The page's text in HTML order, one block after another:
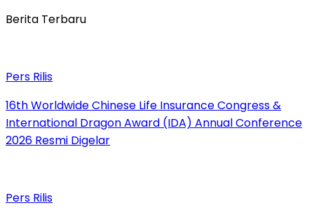
Berita Terbaru
Pers Rilis
16th Worldwide Chinese Life Insurance Congress &
International Dragon Award (IDA) Annual Conference
2026 Resmi Digelar
Pers Rilis